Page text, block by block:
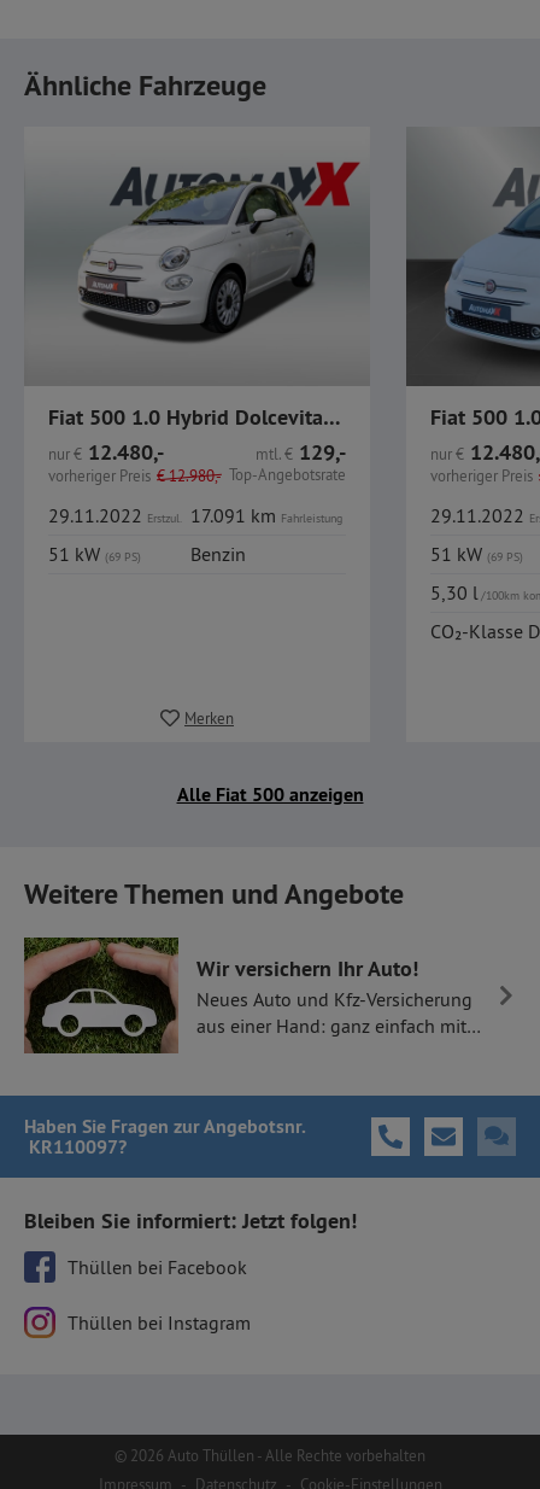
Ähnliche Fahrzeuge
Fiat 500 1.0 Hybrid Dolcevita GJR PDC CarPlay
nur€ 12.480,-
vorheriger Preis €12.980,-
mtl.€ 129,-
Top-Angebotsrate
29.11.2022 Erstzul. 17.091 km Fahrleistung
51 kW (69 PS) Benzin
Merken
nur€
vorheriger Preis
29.11.2022
51 kW (69 PS)
5,30 l/100km
CO₂-Klasse D
Alle Fiat 500 anzeigen
Weitere Themen und Angebote
Wir versichern Ihr Auto!
Neues Auto und Kfz-Versicherung
aus einer Hand: ganz einfach mit
Haben Sie Fragen zur Angebotsnr.
KR110097?
Bleiben Sie informiert: Jetzt folgen!
Thüllen bei Facebook
Thüllen bei Instagram
© 2026 Auto Thüllen - Alle Rechte vorbehalten
Impressum - Datenschutz - Cookie-Einstellungen